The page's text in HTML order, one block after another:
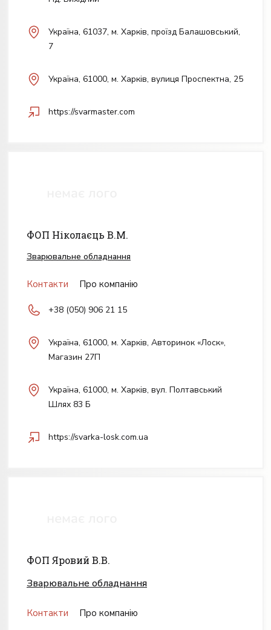
Українa, 61037, м. Харків, проїзд Балашовський,
7
Українa, 61000, м. Харків, вулиця Проспектна, 25
https://svarmaster.com
ФОП Ніколаєць В.М.
Зварювальне обладнання
Контакти Про компанію
+38 (050) 906 21 15
Українa, 61000, м. Харків, Авторинок «Лоск»,
Магазин 27П
Українa, 61000, м. Харків, вул. Полтавський
Шлях 83 Б
https://svarka-losk.com.ua
ФОП Яровий В.В.
Зварювальне обладнання
Контакти Про компанію